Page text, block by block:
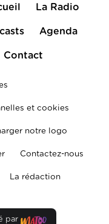
La Radio
Agenda
Contact
et cookies
notre logo
Contactez-nous
La rédaction
par